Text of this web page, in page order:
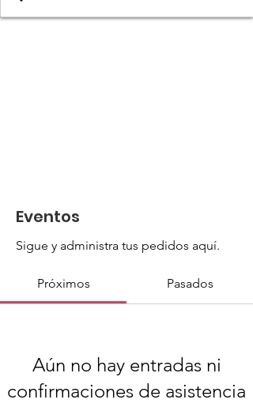
Eventos
Sigue y administra tus pedidos aquí.
Próximos Pasados
Aún no hay entradas ni
confirmaciones de asistencia